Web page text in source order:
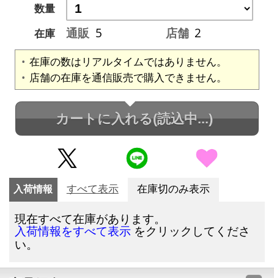
数量
在庫
通販 5 店舗 2
在庫の数はリアルタイムではありません。
店舗の在庫を通信販売で購入できません。
カートに入れる(読込中...)
入荷情報 すべて表示 在庫切のみ表示
現在すべて在庫があります。
入荷情報をすべて表示 をクリックしてくださ
い。